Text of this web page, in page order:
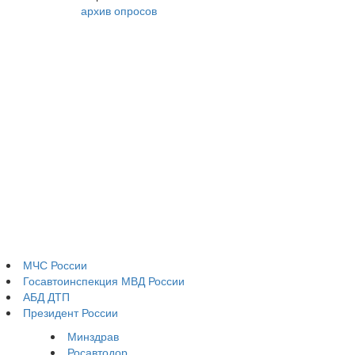
архив опросов
МЧС России
Госавтоинспекция МВД России
АБД ДТП
Президент России
Минздрав
Росавтодор